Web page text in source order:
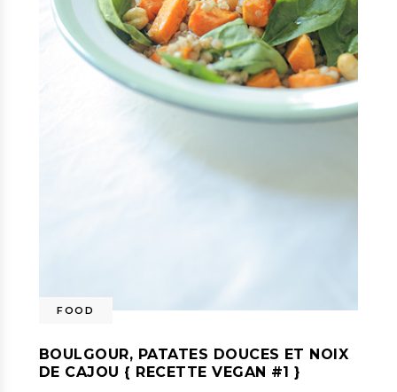
FOOD
BOULGOUR, PATATES DOUCES ET NOIX
DE CAJOU { RECETTE VEGAN #1 }